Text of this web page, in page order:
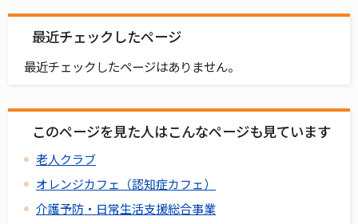
最近チェックしたページ
最近チェックしたページはありません。
このページを見た人はこんなページも見ています
老人クラブ
オレンジカフェ（認知症カフェ）
介護予防・日常生活支援総合事業